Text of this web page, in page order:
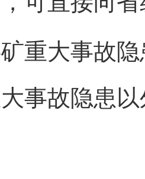
大事故隐
事故隐患